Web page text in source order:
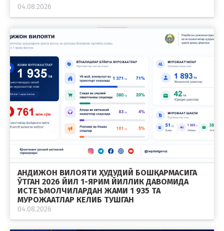
04.08.2026
АНДИЖОН ВИЛОЯТИ ҲУДУДИЙ БОШҚАРМАСИГА
ЎТГАН 2026 ЙИЛ 1-ЯРИМ ЙИЛЛИК ДАВОМИДА
ИСТЕЪМОЛЧИЛАРДАН ЖАМИ 1 935 ТА
МУРОЖААТЛАР КЕЛИБ ТУШГАН
04.08.2026